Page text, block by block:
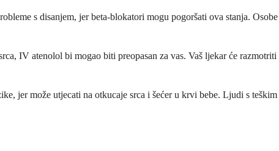
s disanjem, jer beta-blokatori mogu pogoršati ova stanja.
IV atenolol bi mogao biti preopasan za vas. Vaš ljekar će
jer može utjecati na otkucaje srca i šećer u krvi bebe. Ljudi s